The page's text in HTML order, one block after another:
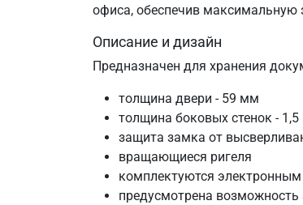
офиса, обеспечив максимальную
Описание и дизайн
Предназначен для хранения
толщина двери - 59 мм
толщина боковых стенок -
защита замка от
вращающиеся ригеля
комплектуются
предусмотрена возможность